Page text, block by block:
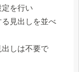
を行い
見出しを並べ
しは不要で